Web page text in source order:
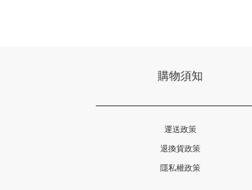
購物須知
運送政策
退換貨政策
隱私權政策